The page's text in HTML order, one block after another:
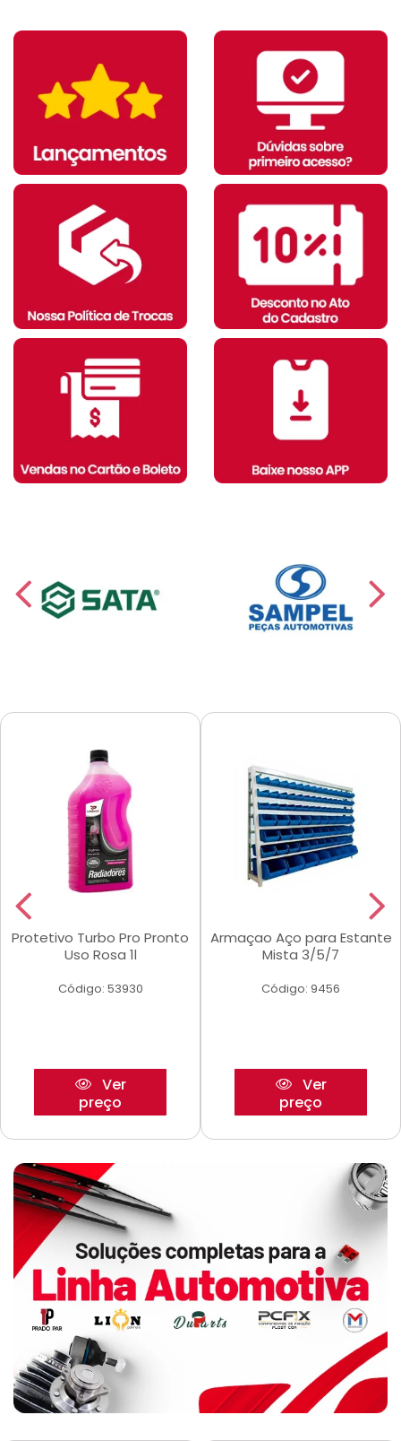
Protetivo Turbo Pro Pronto
Uso Rosa 1l
Código: 53930
Ver
preço
Armaçao Aço para Estante
Mista 3/5/7
Código: 9456
Ver
preço